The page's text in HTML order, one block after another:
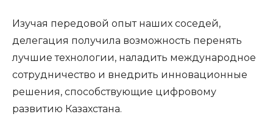
Изучая передовой опыт наших соседей,
делегация получила возможность перенять
лучшие технологии, наладить международное
сотрудничество и внедрить инновационные
решения, способствующие цифровому
развитию Казахстана.